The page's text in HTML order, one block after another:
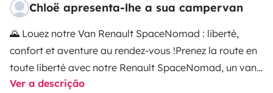
Chloë apresenta-lhe a sua campervan
🌄 Louez notre Van Renault SpaceNomad : liberté,
confort et aventure au rendez-vous !Prenez la route en
toute liberté avec notre Renault SpaceNomad, un van
aménagé haut de gamme, idéal pour vos escapades
Ver a descrição